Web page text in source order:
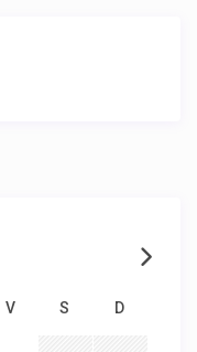
V S D